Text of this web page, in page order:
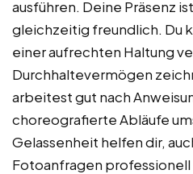
ausführen. Deine Präsenz
gleichzeitig freundlich. Du
einer aufrechten Haltung
Durchhaltevermögen
arbeitest gut nach
choreografierte Abläufe
Gelassenheit helfen dir,
Fotoanfragen professionell